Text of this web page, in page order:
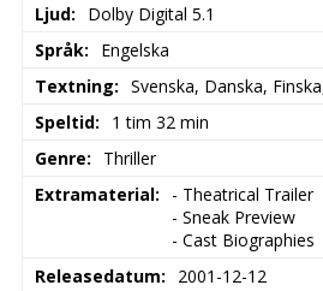
Ljud
Dolby Digital 5.1
Språk
Engelska
Textning
Svenska, Danska,
Speltid
1 tim 32 min
Genre
Thriller
Extramaterial
- Theatrical Trailer
- Sneak Preview
- Cast Biographies
Releasedatum
2001-12-12